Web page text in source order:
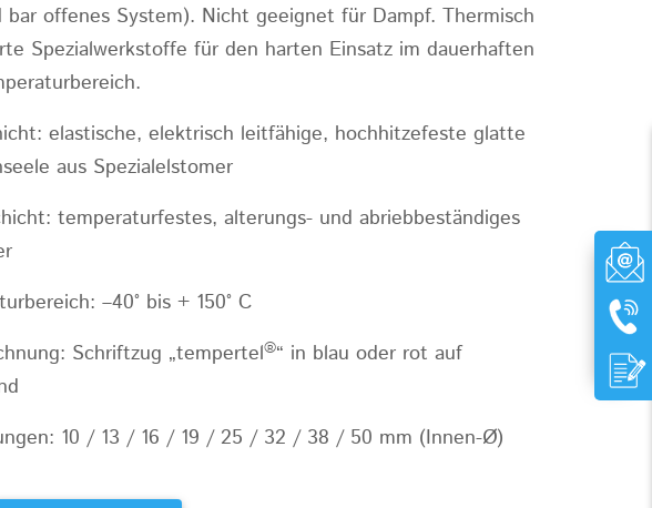
bar offenes System). Nicht geeignet für Dampf. Thermisch
Spezialwerkstoffe für den harten Einsatz im dauerhaften
elastische, elektrisch leitfähige, hochhitzefeste glatte
aus Spezialelstomer
temperaturfestes, alterungs- und abriebbeständiges
–40° bis + 150° C
Schriftzug „tempertel®“ in blau oder rot auf
10 / 13 / 16 / 19 / 25 / 32 / 38 / 50 mm (Innen-Ø)